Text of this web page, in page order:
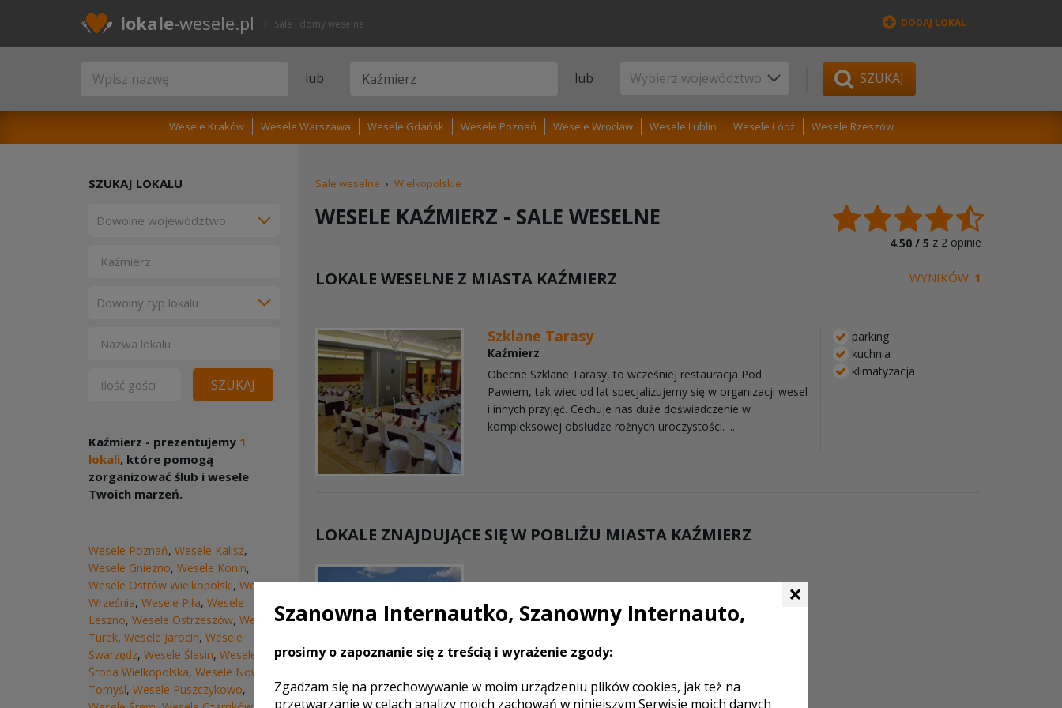
lokale-wesele.pl Sale i domy weselne DODAJ LOKAL
lub lub SZUKAJ
Wesele Kraków Wesele Warszawa Wesele Gdańsk Wesele Poznań Wesele Wrocław Wesele Lublin Wesele Łódź Wesele Rzeszów
Sale weselne › Wielkopolskie
WESELE KAŹMIERZ - SALE WESELNE
4.50 / 5 z 2 opinie
LOKALE WESELNE Z MIASTA KAŹMIERZ WYNIKÓW: 1
Szklane Tarasy
Kaźmierz
Obecne Szklane Tarasy, to wcześniej restauracja Pod
Pawiem, tak wiec od lat specjalizujemy się w organizacji wesel
i innych przyjęć. Cechuje nas duże doświadczenie w
kompleksowej obsłudze rożnych uroczystości. ...
parking
kuchnia
klimatyzacja
LOKALE ZNAJDUJĄCE SIĘ W POBLIŻU MIASTA KAŹMIERZ
Poznań
SZUKAJ LOKALU
SZUKAJ
Kaźmierz - prezentujemy 1
lokali, które pomogą
zorganizować ślub i wesele
Twoich marzeń.
Wesele Poznań, Wesele Kalisz,
Wesele Gniezno, Wesele Konin,
Wesele Ostrów Wielkopolski, Wesele
Września, Wesele Piła, Wesele
Leszno, Wesele Ostrzeszów, Wesele
Turek, Wesele Jarocin, Wesele
Swarzędz, Wesele Ślesin, Wesele
Środa Wielkopolska, Wesele Nowy
Tomyśl, Wesele Puszczykowo,
×
Szanowna Internautko, Szanowny Internauto,
prosimy o zapoznanie się z treścią i wyrażenie zgody:
Zgadzam się na przechowywanie w moim urządzeniu plików cookies, jak też na
przetwarzanie w celach analizy moich zachowań w niniejszym Serwisie moich danych